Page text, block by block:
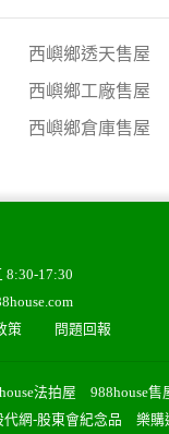
西嶼鄉透天售屋
西嶼鄉工廠售屋
西嶼鄉倉庫售屋
8:30-17:30
策 問題回報
法拍屋
988house售
代網-股東會紀念品 樂購